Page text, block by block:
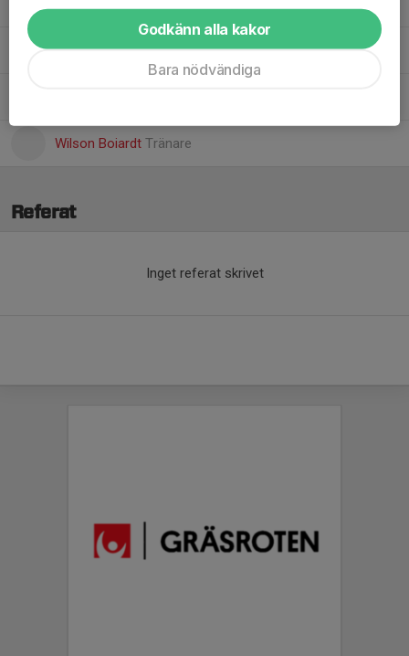
Hanna GrundströmAssisterande tränare, webb-admin
Wilson Boiardt Tränare
Referat
Inget referat skrivet
Godkänn alla kakor
Bara nödvändiga